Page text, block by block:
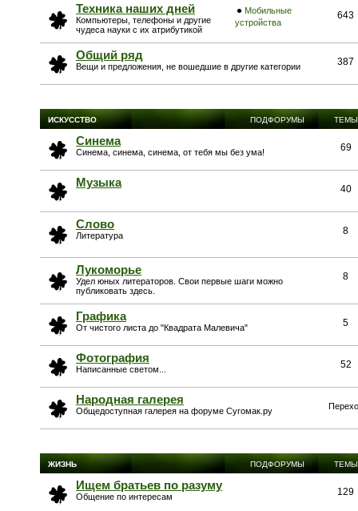
Техника наших дней
Компьютеры, телефоны и другие
чудеса науки с их атрибутикой
Мобильные
устройства
643
Общий ряд
Вещи и предложения, не вошедшие в другие категории 387
ИСКУССТВО ПОДФОРУМЫ ТЕМЫ
Синема
Синема, синема, синема, от тебя мы без ума! 69
Музыка 40
Слово
Литература 8
Лукоморье
Удел юных литераторов. Свои первые шаги можно
публиковать здесь.
8
Графика
От чистого листа до "Квадрата Малевича" 5
Фотография
Написанные светом... 52
Народная галерея
Общедоступная галерея на форуме Сугомак.ру
ЖИЗНЬ ПОДФОРУМЫ ТЕМЫ
Ищем братьев по разуму
Общение по интересам 129